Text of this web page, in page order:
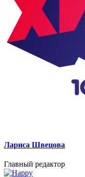
Лариса Швецова
Главный редактор